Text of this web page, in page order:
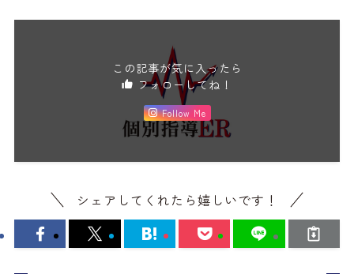
この記事が気に入ったら
フォローしてね！
Follow Me
シェアしてくれたら嬉しいです！